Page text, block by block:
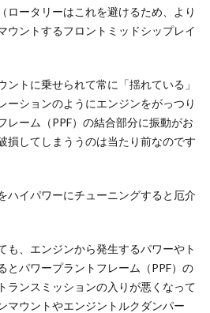
ロータリーはこれを避けるため、より
ウントするフロントミッドシップレイ
トに乗せられて常に「揺れている」
ーションのようにエンジンをがっつり
レーム（PPF）の結合部分に振動がお
損してしまううのは当たり前なのです
ハイパワーにチューニングすると厄介
も、エンジンから発生するパワーやト
とパワープラントフレーム（PPF）の
ランスミッションの入りが悪くなって
マウントやエンジントルクダンパー